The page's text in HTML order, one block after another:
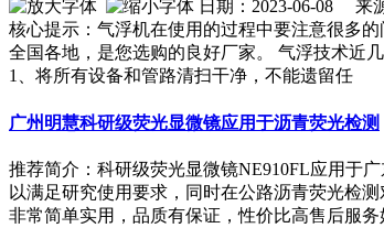
日期：2023-06-08 来
核心提示：气浮机在使用的过程中要注意很多
全国各地，是您选购的良好厂家。 气浮技术近
1、将所有设备和管路清扫干净，不能遗留任
广州明慧科研级荧光显微镜应用于沥青荧光检测
推荐简介：科研级荧光显微镜NE910FL应用于
以满足研究使用要求，同时在公路沥青荧光检
非常简单实用，品质有保证，性价比高售后服